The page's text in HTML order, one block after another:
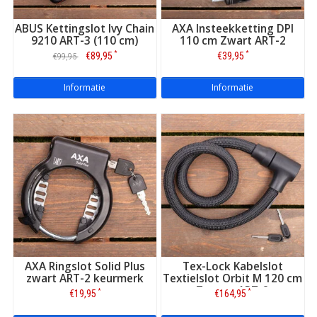
voor veelal de particulier. Denk aanverhoogde premies, een
verhoogd eigen risicoen anderestrengere voorwaarden
van de e-bike diefstalverzekering.
En sterker nog, er zijn ook al
; zoals voornamelijk
dat gaat om echt bijzonder hoge diefstalpercentages.
ABUS Kettingslot Ivy Chain
9210 ART-3 (110 cm)
€99,95 €89,95 *
Informatie
AXA Insteekketting DPI
110 cm Zwart ART-2
€39,95 *
Informatie
AXA Ringslot Solid Plus
zwart ART-2 keurmerk
€19,95 *
Tex-Lock Kabelslot
Textielslot Orbit M 120 cm
Zwart - ART-2
€164,95 *